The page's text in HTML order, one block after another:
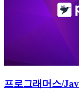
프로그래머스/